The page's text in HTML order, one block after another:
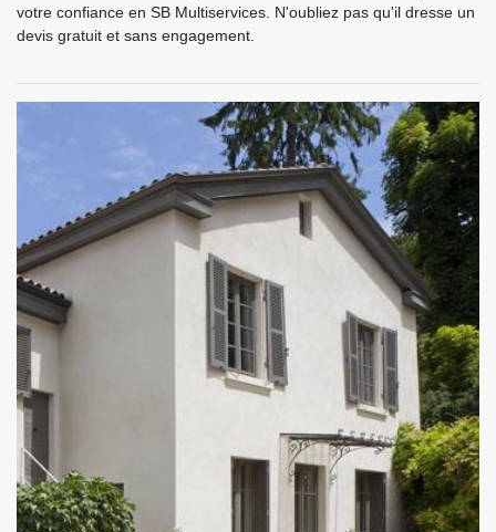
votre confiance en SB Multiservices. N'oubliez pas qu'il dresse un
devis gratuit et sans engagement.